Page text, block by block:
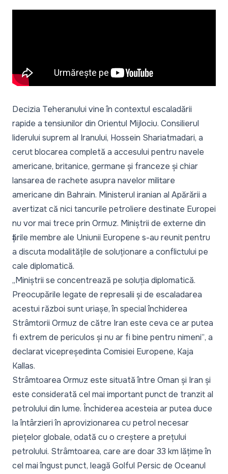
Decizia Teheranului vine în contextul escaladării
rapide a tensiunilor din Orientul Mijlociu. Consilierul
liderului suprem al Iranului, Hossein Shariatmadari, a
cerut blocarea completă a accesului pentru navele
americane, britanice, germane și franceze și chiar
lansarea de rachete asupra navelor militare
americane din Bahrain. Ministerul iranian al Apărării a
avertizat că nici tancurile petroliere destinate Europei
nu vor mai trece prin Ormuz. Miniștrii de externe din
țările membre ale Uniunii Europene s-au reunit pentru
a discuta modalitățile de soluționare a conflictului pe
cale diplomatică.
„Miniștrii se concentrează pe soluția diplomatică.
Preocupările legate de represalii și de escaladarea
acestui război sunt uriașe, în special închiderea
Strâmtorii Ormuz de către Iran este ceva ce ar putea
fi extrem de periculos și nu ar fi bine pentru nimeni”, a
declarat vicepreședinta Comisiei Europene, Kaja
Kallas.
Strâmtoarea Ormuz este situată între Oman și Iran și
este considerată cel mai important punct de tranzit al
petrolului din lume. Închiderea acesteia ar putea duce
la întârzieri în aprovizionarea cu petrol necesar
piețelor globale, odată cu o creștere a prețului
petrolului. Strâmtoarea, care are doar 33 km lățime în
cel mai îngust punct, leagă Golful Persic de Oceanul